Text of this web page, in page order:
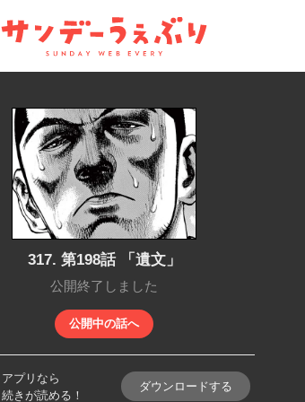
サンデーうぇぶり
317. 第198話 「遺文」
公開終了しました
公開中の話へ
アプリなら
続きが読める！
ダウンロードする